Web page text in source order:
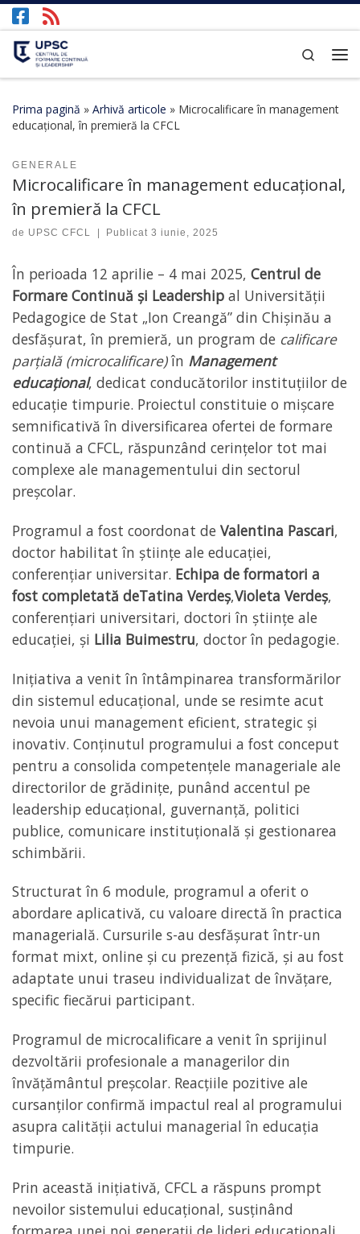
Afișează întregul conținut
Search
Prima pagină » Arhivă articole » Microcalificare în management
educațional, în premieră la CFCL
GENERALE
Microcalificare în management educațional,
în premieră la CFCL
de UPSC CFCL Publicat3 iunie, 2025
În perioada 12 aprilie – 4 mai 2025, Centrul de
Formare Continuă și Leadership al Universității
Pedagogice de Stat „Ion Creangă” din Chișinău a
desfășurat, în premieră, un program de calificare
parțială (microcalificare)în Management
educațional, dedicat conducătorilor instituțiilor de
educație timpurie. Proiectul constituie o mișcare
semnificativă în diversificarea ofertei de formare
continuă a CFCL, răspunzând cerințelor tot mai
complexe ale managementului din sectorul
preșcolar.
Programul a fost coordonat de Valentina Pascari,
doctor habilitat în științe ale educației,
conferențiar universitar. Echipa de formatori a
fost completată deTatina Verdeș,Violeta Verdeș,
conferențiari universitari, doctori în științe ale
educației, și Lilia Buimestru, doctor în pedagogie.
Inițiativa a venit în întâmpinarea transformărilor
din sistemul educațional, unde se resimte acut
nevoia unui management eficient, strategic și
inovativ. Conținutul programului a fost conceput
pentru a consolida competențele manageriale ale
directorilor de grădinițe, punând accentul pe
leadership educațional, guvernanță, politici
publice, comunicare instituțională și gestionarea
schimbării.
Structurat în 6 module, programul a oferit o
abordare aplicativă, cu valoare directă în practica
managerială. Cursurile s-au desfășurat într-un
format mixt, online și cu prezență fizică, și au fost
adaptate unui traseu individualizat de învățare,
specific fiecărui participant.
Programul de microcalificare a venit în sprijinul
dezvoltării profesionale a managerilor din
învățământul preșcolar. Reacțiile pozitive ale
cursanților confirmă impactul real al programului
asupra calității actului managerial în educația
timpurie.
Prin această inițiativă, CFCL a răspuns prompt
nevoilor sistemului educațional, susținând